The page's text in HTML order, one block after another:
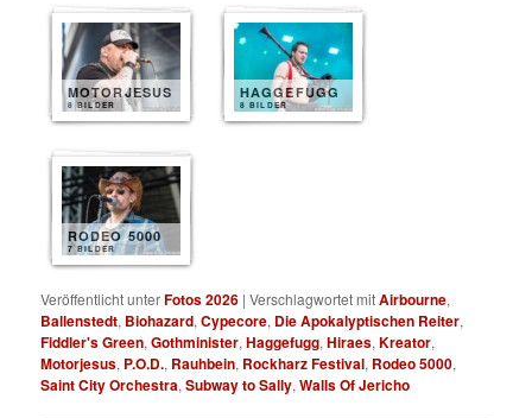
MOTORJESUS
8 BILDER
HAGGEFUGG
8 BILDER
RODEO 5000
7 BILDER
Veröffentlicht unterFotos 2026 |Verschlagwortet mitAirbourne,
Ballenstedt, Biohazard,Cypecore, Die Apokalyptischen Reiter,
Fiddler's Green,Gothminister,Haggefugg,Hiraes,Kreator,
Motorjesus, P.O.D., Rauhbein, Rockharz Festival, Rodeo 5000,
Saint City Orchestra,Subway to Sally,Walls Of Jericho